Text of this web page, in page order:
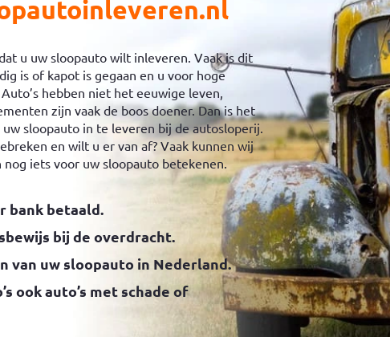
u uw sloopauto wilt inleveren. Vaak is dit
is of kapot is gegaan en u voor hoge
hebben niet het eeuwige leven,
zijn vaak de boos doener. Dan is het
sloopauto in te leveren bij de autosloperij.
en wilt u er van af? Vaak kunnen wij
nog iets voor uw sloopauto betekenen.
bank betaald.
bij de overdracht.
van uw sloopauto in Nederland.
ook auto’s met schade of